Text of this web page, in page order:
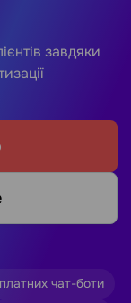
завдяки
чат-боти